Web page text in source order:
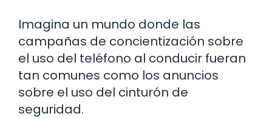
Imagina un mundo donde las
campañas de concientización sobre
el uso del teléfono al conducir fueran
tan comunes como los anuncios
sobre el uso del cinturón de
seguridad.